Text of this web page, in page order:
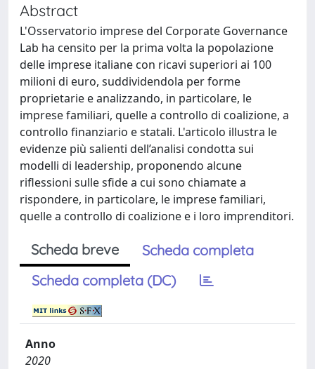
Abstract
L'Osservatorio imprese del Corporate Governance
Lab ha censito per la prima volta la popolazione
delle imprese italiane con ricavi superiori ai 100
milioni di euro, suddividendola per forme
proprietarie e analizzando, in particolare, le
imprese familiari, quelle a controllo di coalizione, a
controllo finanziario e statali. L'articolo illustra le
evidenze più salienti dell’analisi condotta sui
modelli di leadership, proponendo alcune
riflessioni sulle sfide a cui sono chiamate a
rispondere, in particolare, le imprese familiari,
quelle a controllo di coalizione e i loro imprenditori.
Scheda breve
Scheda completa
Scheda completa (DC)
Anno
2020